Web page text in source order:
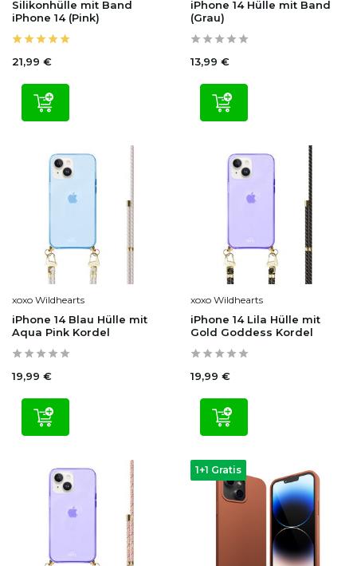
Silikonhülle mit Band
iPhone 14 (Pink)
21,99 €
iPhone 14 Hülle mit Band
(Grau)
13,99 €
xoxo Wildhearts
iPhone 14 Blau Hülle mit
Aqua Pink Kordel
19,99 €
xoxo Wildhearts
iPhone 14 Lila Hülle mit
Gold Goddess Kordel
19,99 €
1+1 Gratis